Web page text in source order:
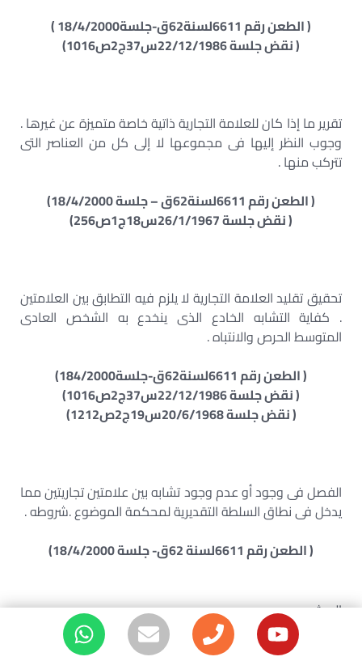
( الطعن رقم 6611لسنة62ق-جلسة18/4/2000 )
( نقض جلسة 22/12/1986س37ج2ص1016)
تقرير ما إذا كان للعلامة التجارية ذاتية خاصة متميزة عن غيرها .
وجوب النظر إليها فى مجموعها لا إلى كل من العناصر التى
تتركب منها .
( الطعن رقم 6611لسنة62ق – جلسة 18/4/2000)
( نقض جلسة 26/1/1967س18ج1ص256)
تحقيق تقليد العلامة التجارية لا يلزم فيه التطابق بين العلامتين
. كفاية التشابه الخادع الذى ينخدع به الشخص العادى
المتوسط الحرص والانتباه .
( الطعن رقم 6611لسنة62ق-جلسة184/2000)
( نقض جلسة 22/12/1986س37ج2ص1016)
( نقض جلسة 20/6/1968س19ج2ص1212)
الفصل فى وجود أو عدم وجود تشابه بين علامتين تجاريتين مما
يدخل فى نطاق السلطة التقديرية لمحكمة الموضوع .شروطه .
( الطعن رقم 6611لسنة 62ق- جلسة 18/4/2000)
البحث